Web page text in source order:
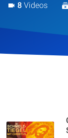
8 Videos